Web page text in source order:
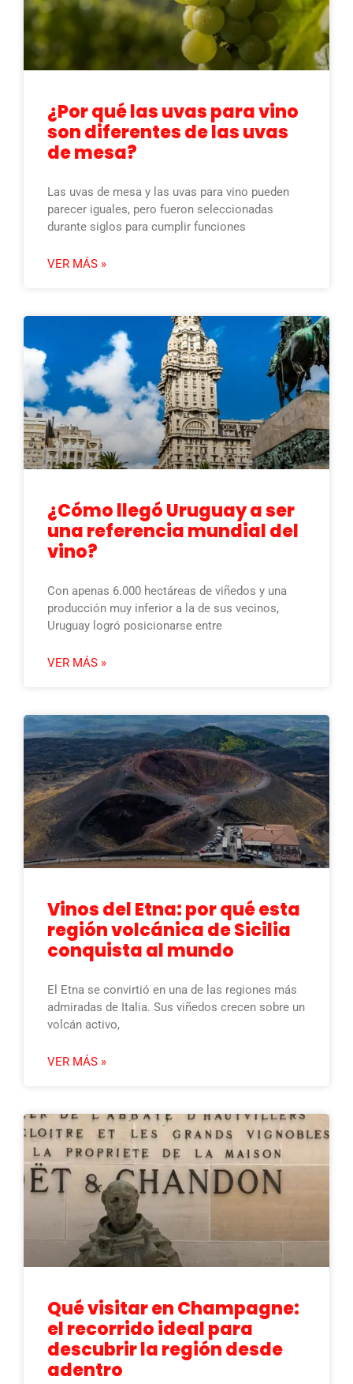
¿Por qué las uvas para vino
son diferentes de las uvas
de mesa?
Las uvas de mesa y las uvas para vino pueden
parecer iguales, pero fueron seleccionadas
durante siglos para cumplir funciones
VER MÁS »
¿Cómo llegó Uruguay a ser
una referencia mundial del
vino?
Con apenas 6.000 hectáreas de viñedos y una
producción muy inferior a la de sus vecinos,
Uruguay logró posicionarse entre
VER MÁS »
Vinos del Etna: por qué esta
región volcánica de Sicilia
conquista al mundo
El Etna se convirtió en una de las regiones más
admiradas de Italia. Sus viñedos crecen sobre un
volcán activo,
VER MÁS »
Qué visitar en Champagne:
el recorrido ideal para
descubrir la región desde
adentro